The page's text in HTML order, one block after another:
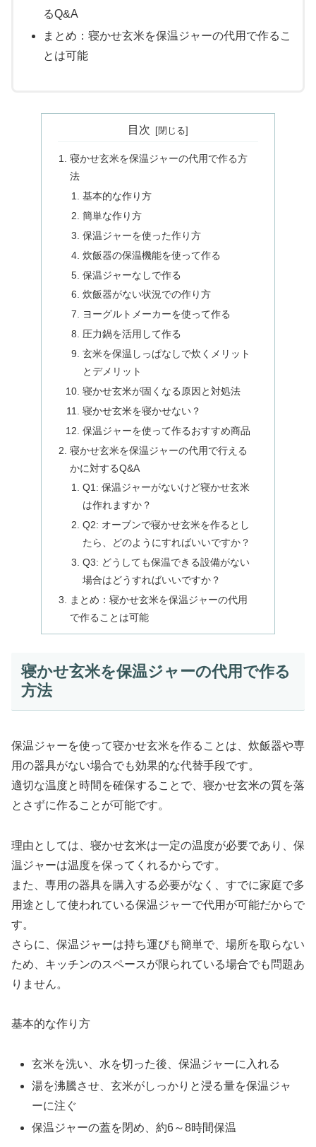
るQ&A
まとめ：寝かせ玄米を保温ジャーの代用で作るこ
とは可能
目次
寝かせ玄米を保温ジャーの代用で作る方
法
基本的な作り方
簡単な作り方
保温ジャーを使った作り方
炊飯器の保温機能を使って作る
保温ジャーなしで作る
炊飯器がない状況での作り方
ヨーグルトメーカーを使って作る
圧力鍋を活用して作る
玄米を保温しっぱなしで炊くメリット
とデメリット
寝かせ玄米が固くなる原因と対処法
寝かせ玄米を寝かせない？
保温ジャーを使って作るおすすめ商品
寝かせ玄米を保温ジャーの代用で行える
かに対するQ&A
Q1: 保温ジャーがないけど寝かせ玄米
は作れますか？
Q2: オーブンで寝かせ玄米を作るとし
たら、どのようにすればいいですか？
Q3: どうしても保温できる設備がない
場合はどうすればいいですか？
まとめ：寝かせ玄米を保温ジャーの代用
で作ることは可能
寝かせ玄米を保温ジャーの代用で作る
方法
保温ジャーを使って寝かせ玄米を作ることは、炊飯器や専
用の器具がない場合でも効果的な代替手段です。
適切な温度と時間を確保することで、寝かせ玄米の質を落
とさずに作ることが可能です。
理由としては、寝かせ玄米は一定の温度が必要であり、保
温ジャーは温度を保ってくれるからです。
また、専用の器具を購入する必要がなく、すでに家庭で多
用途として使われている保温ジャーで代用が可能だからで
す。
さらに、保温ジャーは持ち運びも簡単で、場所を取らない
ため、キッチンのスペースが限られている場合でも問題あ
りません。
基本的な作り方
玄米を洗い、水を切った後、保温ジャーに入れる
湯を沸騰させ、玄米がしっかりと浸る量を保温ジャ
ーに注ぐ
保温ジャーの蓋を閉め、約6～8時間保温